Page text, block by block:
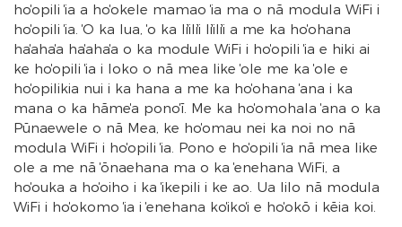
hoʻopili ʻia a hoʻokele mamao ʻia ma o nā modula WiFi i
hoʻopili ʻia. ʻO ka lua, ʻo ka liʻiliʻi liʻiliʻi a me ka hoʻohana
haʻahaʻa haʻahaʻa o ka module WiFi i hoʻopili ʻia e hiki ai
ke hoʻopili ʻia i loko o nā mea like ʻole me ka ʻole e
hoʻopilikia nui i ka hana a me ka hoʻohana ʻana i ka
mana o ka hāmeʻa ponoʻī. Me ka hoʻomohala ʻana o ka
Pūnaewele o nā Mea, ke hoʻomau nei ka noi no nā
modula WiFi i hoʻopili ʻia. Pono e hoʻopili ʻia nā mea like
ʻole a me nā ʻōnaehana ma o ka ʻenehana WiFi, a
hoʻouka a hoʻoiho i ka ʻikepili i ke ao. Ua lilo nā modula
WiFi i hoʻokomo ʻia i ʻenehana koʻikoʻi e hoʻokō i kēia koi.